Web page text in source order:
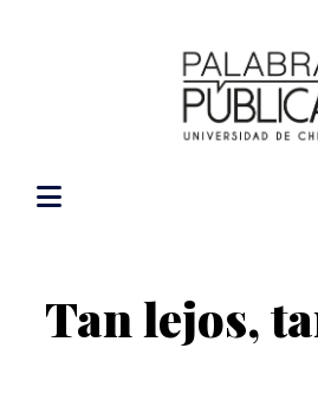
Tan lejos,